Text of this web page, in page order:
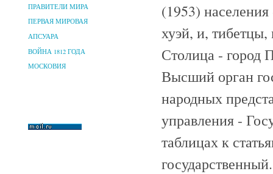
ПРАВИТЕЛИ МИРА
ПЕРВАЯ МИРОВАЯ
АПСУАРА
ВОЙНА 1812 ГОДА
МОСКОВИЯ
(1953)
хуэй, и,
Столица - город
Высший орган
народных
управления -
таблицах к
государственный.